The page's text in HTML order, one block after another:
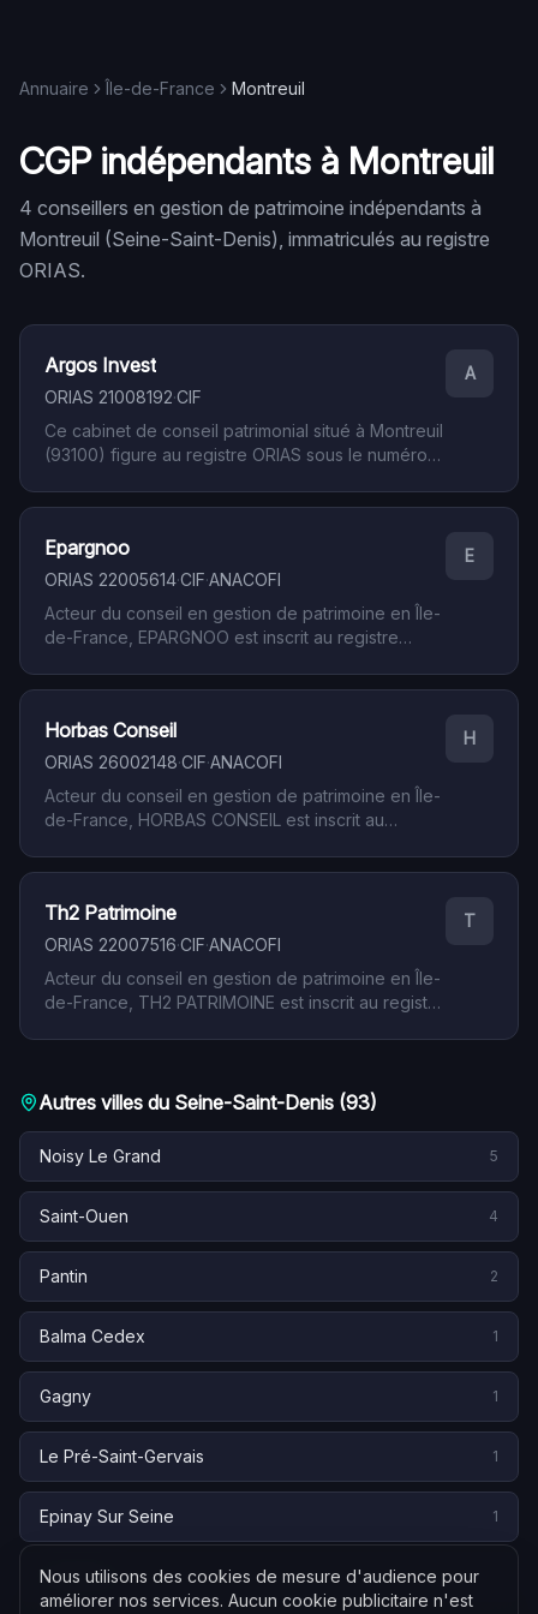
Annuaire Île-de-France Montreuil
CGP indépendants à Montreuil
4 conseillers en gestion de patrimoine indépendants à
Montreuil (Seine-Saint-Denis), immatriculés au registre
ORIAS.
Argos Invest
ORIAS 21008192·CIF
Ce cabinet de conseil patrimonial situé à Montreuil
(93100) figure au registre ORIAS sous le numéro
Investissements Financiers — atteste du respect
l'intermédiation financière. ARGOS INVEST exerce
ses missions en Île-de-France, dans le cadre
réglementaire propre aux conseillers en gestion
de patrimoine indépendants.
A
Epargnoo
ORIAS 22005614·CIF·ANACOFI
Acteur du conseil en gestion de patrimoine en Île-
de-France, EPARGNOO est inscrit au registre
à Montreuil (93 - Seine-Saint-Denis), détient le
(CIF). Ce statut, contrôlé par l'AMF via les
associations professionnelles agréées, encadre
destination de la clientèle privée.
E
Horbas Conseil
ORIAS 26002148·CIF·ANACOFI
Acteur du conseil en gestion de patrimoine en Île-
de-France, HORBAS CONSEIL est inscrit au
cabinet, basé à Montreuil (93 - Seine-Saint-
Investissements Financiers (CIF). Ce statut,
contrôlé par l'AMF via les associations
professionnelles agréées, encadre l'activité de
conseil en placements financiers à destination de
la clientèle privée.
H
Th2 Patrimoine
ORIAS 22007516·CIF·ANACOFI
Acteur du conseil en gestion de patrimoine en Île-
de-France, TH2 PATRIMOINE est inscrit au registre
(CIF). Ce statut, contrôlé par l'AMF via les
l'activité de conseil en placements financiers à
destination de la clientèle privée.
T
Autres villes du Seine-Saint-Denis (93)
Noisy Le Grand 5
Saint-Ouen 4
Pantin 2
Balma Cedex 1
Gagny 1
Le Pré-Saint-Gervais 1
Epinay Sur Seine 1
Le Raincy
Nous utilisons des cookies de mesure d'audience pour
améliorer nos services. Aucun cookie publicitaire n'est